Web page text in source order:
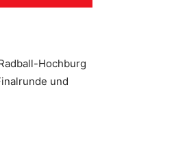
Hochburg
und